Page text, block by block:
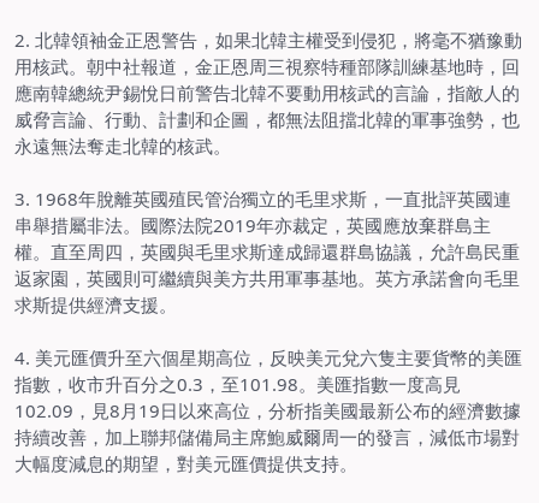
2. 北韓領袖金正恩警告，如果北韓主權受到侵犯，將毫不猶豫動
用核武。朝中社報道，金正恩周三視察特種部隊訓練基地時，回
應南韓總統尹錫悅日前警告北韓不要動用核武的言論，指敵人的
威脅言論、行動、計劃和企圖，都無法阻擋北韓的軍事強勢，也
永遠無法奪走北韓的核武。
3. 1968年脫離英國殖民管治獨立的毛里求斯，一直批評英國連
串舉措屬非法。國際法院2019年亦裁定，英國應放棄群島主
權。直至周四，英國與毛里求斯達成歸還群島協議，允許島民重
返家園，英國則可繼續與美方共用軍事基地。英方承諾會向毛里
求斯提供經濟支援。
4. 美元匯價升至六個星期高位，反映美元兌六隻主要貨幣的美匯
指數，收市升百分之0.3，至101.98。美匯指數一度高見
102.09，見8月19日以來高位，分析指美國最新公布的經濟數據
持續改善，加上聯邦儲備局主席鮑威爾周一的發言，減低市場對
大幅度減息的期望，對美元匯價提供支持。